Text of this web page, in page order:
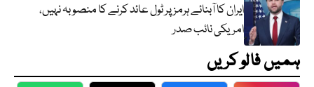
ایران کا آبنائے ہرمز پر ٹول عائد کرنے کا منصوبہ نہیں،
امریکی نائب صدر
ہمیں فالو کریں